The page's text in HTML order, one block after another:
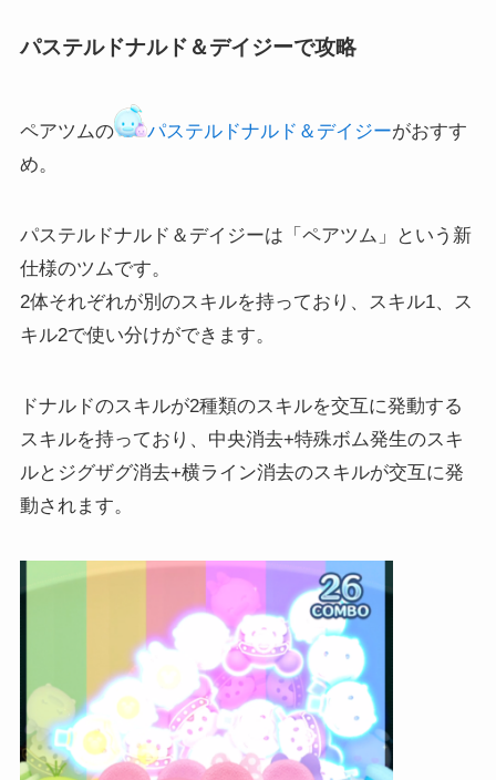
パステルドナルド＆デイジーで攻略
ペアツムの パステルドナルド＆デイジーがおすす
め。
パステルドナルド＆デイジーは「ペアツム」という新
仕様のツムです。
2体それぞれが別のスキルを持っており、スキル1、ス
キル2で使い分けができます。
ドナルドのスキルが2種類のスキルを交互に発動する
スキルを持っており、中央消去+特殊ボム発生のスキ
ルとジグザグ消去+横ライン消去のスキルが交互に発
動されます。